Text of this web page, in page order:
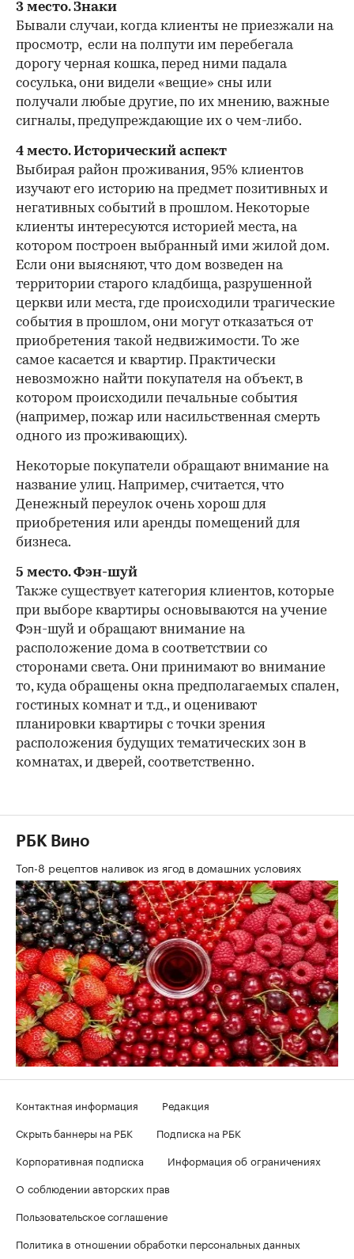
3 место. Знаки
Бывали случаи, когда клиенты не приезжали на
просмотр, если на полпути им перебегала
дорогу черная кошка, перед ними падала
сосулька, они видели «вещие» сны или
получали любые другие, по их мнению, важные
сигналы, предупреждающие их о чем-либо.
4 место. Исторический аспект
Выбирая район проживания, 95% клиентов
изучают его историю на предмет позитивных и
негативных событий в прошлом. Некоторые
клиенты интересуются историей места, на
котором построен выбранный ими жилой дом.
Если они выясняют, что дом возведен на
территории старого кладбища, разрушенной
церкви или места, где происходили трагические
события в прошлом, они могут отказаться от
приобретения такой недвижимости. То же
самое касается и квартир. Практически
невозможно найти покупателя на объект, в
котором происходили печальные события
(например, пожар или насильственная смерть
одного из проживающих).
Некоторые покупатели обращают внимание на
название улиц. Например, считается, что
Денежный переулок очень хорош для
приобретения или аренды помещений для
бизнеса.
5 место. Фэн-шуй
Также существует категория клиентов, которые
при выборе квартиры основываются на учение
Фэн-шуй и обращают внимание на
расположение дома в соответствии со
сторонами света. Они принимают во внимание
то, куда обращены окна предполагаемых спален,
гостиных комнат и т.д., и оценивают
планировки квартиры с точки зрения
расположения будущих тематических зон в
комнатах, и дверей, соответственно.
РБК Вино
Топ-8 рецептов наливок из ягод в домашних условиях
Контактная информация
Редакция
Скрыть баннеры на РБК
Подписка на РБК
Корпоративная подписка
Информация об ограничениях
О соблюдении авторских прав
Пользовательское соглашение
Политика в отношении обработки персональных данных